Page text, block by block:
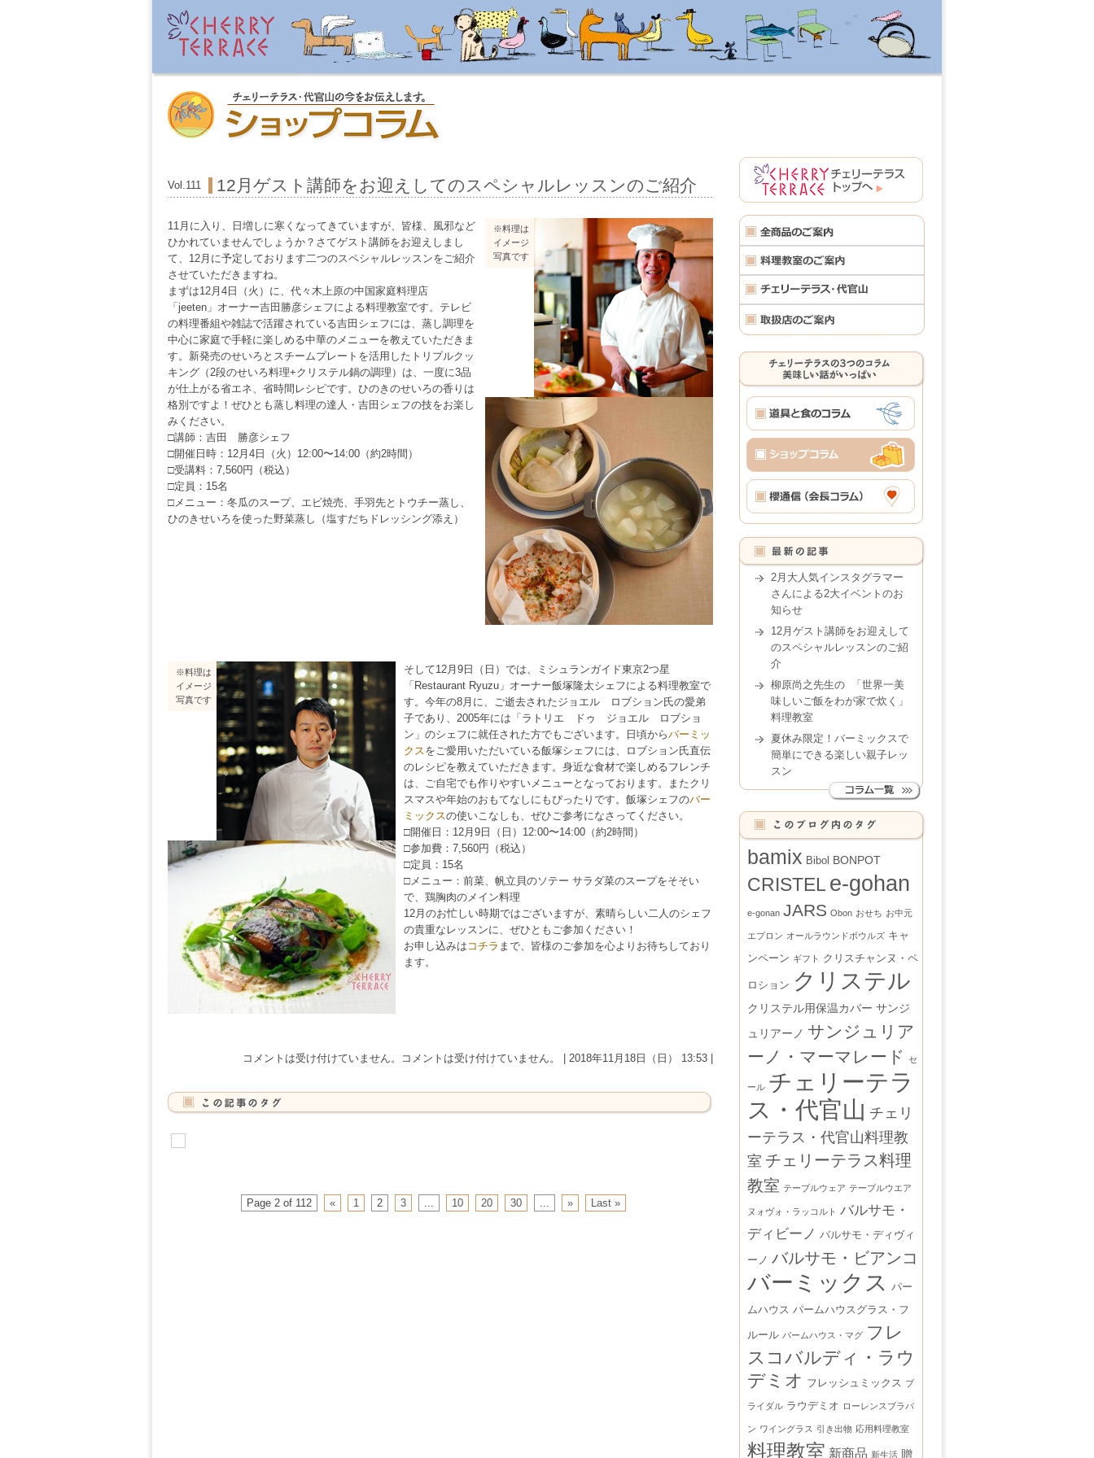
Vol.111 12月ゲスト講師をお迎えしてのスペシャルレッスンのご紹介
11月に入り、日増しに寒くなってきていますが、皆様、風邪など
ひかれていませんでしょうか？さてゲスト講師をお迎えしまし
て、12月に予定しております二つのスペシャルレッスンをご紹介
させていただきますね。
まずは12月4日（火）に、代々木上原の中国家庭料理店
「jeeten」オーナー吉田勝彦シェフによる料理教室です。テレビ
の料理番組や雑誌で活躍されている吉田シェフには、蒸し調理を
中心に家庭で手軽に楽しめる中華のメニューを教えていただきま
す。新発売のせいろとスチームプレートを活用したトリプルクッ
キング（2段のせいろ料理+クリステル鍋の調理）は、一度に3品
が仕上がる省エネ、省時間レシピです。ひのきのせいろの香りは
格別ですよ！ぜひとも蒸し料理の達人・吉田シェフの技をお楽し
みください。
□講師：吉田 勝彦シェフ
□開催日時：12月4日（火）12:00〜14:00（約2時間）
□受講料：7,560円（税込）
□定員：15名
□メニュー：冬瓜のスープ、エビ焼売、手羽先とトウチー蒸し、
ひのきせいろを使った野菜蒸し（塩すだちドレッシング添え）
※料理は
イメージ
写真です
※料理は
イメージ
写真です
そして12月9日（日）では、ミシュランガイド東京2つ星
「Restaurant Ryuzu」オーナー飯塚隆太シェフによる料理教室で
す。今年の8月に、ご逝去されたジョエル ロブション氏の愛弟
子であり、2005年には「ラトリエ ドゥ ジョエル ロブショ
ン」のシェフに就任された方でもございます。日頃からバーミッ
クスをご愛用いただいている飯塚シェフには、ロブション氏直伝
のレシピを教えていただきます。身近な食材で楽しめるフレンチ
は、ご自宅でも作りやすいメニューとなっております。またクリ
スマスや年始のおもてなしにもぴったりです。飯塚シェフのバー
ミックスの使いこなしも、ぜひご参考になさってください。
□開催日：12月9日（日）12:00〜14:00（約2時間）
□参加費：7,560円（税込）
□定員：15名
□メニュー：前菜、帆立貝のソテー サラダ菜のスープをそそい
で、鶏胸肉のメイン料理
12月のお忙しい時期ではございますが、素晴らしい二人のシェフ
の貴重なレッスンに、ぜひともご参加ください！
お申し込みは コチラ まで、皆様のご参加を心よりお待ちしており
ます。
コメントは受け付けていません。 コメントは受け付けていません。 | 2018年11月18日（日） 13:53 |
Page 2 of 112 « 1 2 3 ... 10 20 30 ... » Last »
2月大人気インスタグラマー
さんによる2大イベントのお
知らせ
12月ゲスト講師をお迎えして
のスペシャルレッスンのご紹
介
柳原尚之先生の 「世界一美
味しいご飯をわが家で炊く」
料理教室
夏休み限定！バーミックスで
簡単にできる楽しい親子レッ
スン
bamix Bibol BONPOT
CRISTEL e-gohan
e-gonan JARS Obon おせち お中元
エプロン オールラウンドボウルズ キャ
ンペーン ギフト クリスチャンヌ・ペ
ロション クリステル
クリステル用保温カバー サンジ
ュリアーノ サンジュリア
ーノ・マーマレード
セ
ール チェリーテラ
ス・代官山 チェリ
ーテラス・代官山料理教
室 チェリーテラス料理
教室 テーブルウェア テーブルウエア
ヌォヴォ・ラッコルト バルサモ・
ディビーノ バルサモ・ディヴィ
ーノ バルサモ・ビアンコ
バーミックス
パー
ムハウス パームハウスグラス・フ
ルール パームハウス・マグ フレ
スコバルディ・ラウ
デミオ フレッシュミックス ブ
ライダル ラウデミオ ローレンスブラバ
ン ワイングラス 引き出物 応用料理教室
料理教室 新商品 新生活 贈